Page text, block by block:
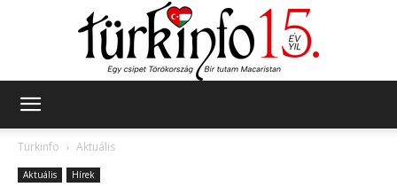
Türkinfo
Aktuális
Aktuális Hírek